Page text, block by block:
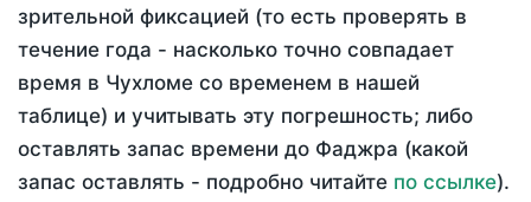
зрительной фиксацией (то есть проверять в
течение года - насколько точно совпадает
время в Чухломе со временем в нашей
таблице) и учитывать эту погрешность; либо
оставлять запас времени до Фаджра (какой
запас оставлять - подробно читайте по ссылке).